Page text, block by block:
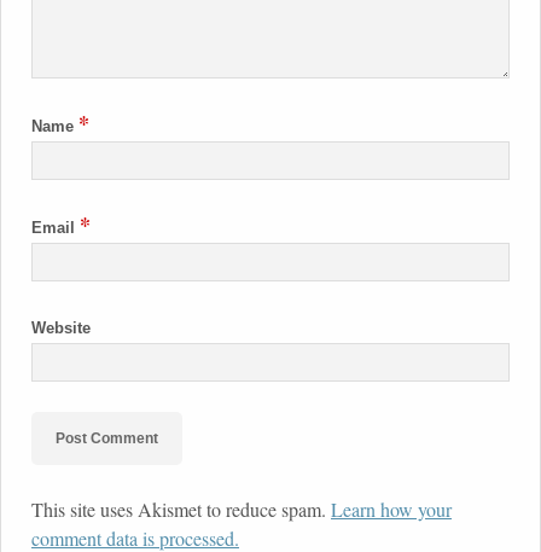
Name *
Email *
Website
This site uses Akismet to reduce spam. Learn how your
comment data is processed.